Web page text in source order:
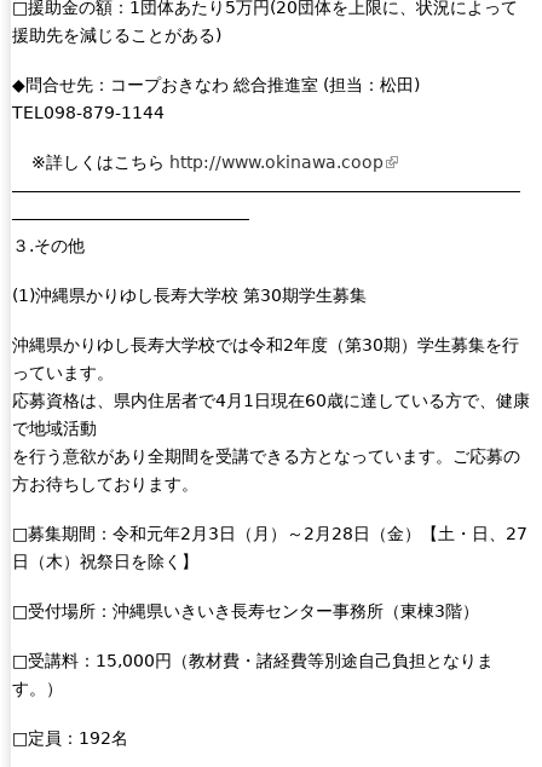
□援助金の額：1団体あたり5万円(20団体を上限に、状況によって
援助先を減じることがある)
◆問合せ先：コープおきなわ 総合推進室 (担当：松田)
TEL098-879-1144
※詳しくはこちら http://www.okinawa.coop(
l
e
t
r
a
――――――――――――――――――――――――――――――
――――――――――――――
３.その他
(1)沖縄県かりゆし長寿大学校 第30期学生募集
沖縄県かりゆし長寿大学校では令和2年度（第30期）学生募集を行
っています。
応募資格は、県内住居者で4月1日現在60歳に達している方で、健康
で地域活動
を行う意欲があり全期間を受講できる方となっています。ご応募の
方お待ちしております。
□募集期間：令和元年2月3日（月）～2月28日（金）【土・日、27
日（木）祝祭日を除く】
□受付場所：沖縄県いきいき長寿センター事務所（東棟3階）
□受講料：15,000円（教材費・諸経費等別途自己負担となりま
す。）
□定員：192名